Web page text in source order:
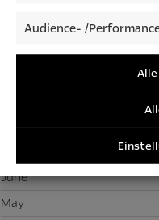
Audience- /
December
June
May